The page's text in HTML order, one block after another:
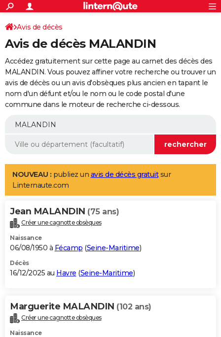
ACTUALITÉS
Politique
Société
Faits Divers
Education
Monde
Villes
+
SPORT
Coupe du monde 2026
Football
Tennis
Cyclisme
Rugby
Forum
Programme TV
TNT
Streaming
Cinéma
Sorties cinéma
Musique
+
FINANCE
Retraite
Epargne
Immobilier
Risques naturels par ville
Banque
Assurance
AUTO
Essais
Réserver un essai
Citadines
Berlines
SUV
Forum auto
+
Mobiles
Meilleur smartphone
Internet
Ordinateurs
Jeux vidéo
Guide high-tech
Aménagement intérieur
LIFESTYLE
Art de vivre
Bien-être
Loisirs
Mode
Modes de vie
Alimentation
Guide de la santé
Maladies
Médicaments
Sommeil
VOYAGE
Destinations
City break
Voyage nature
Voyage de noces
Forum
Climat
+PHOTO
GUIDES D'ACHAT
BONS PLANS
Carte de Noël
Carte Bonne année
Carte Saint-Valentin
Carte Pâques
Carte d'anniversaire
DICTIONNAIRE
Dictionnaire
Biographies
Citations
Expressions
Proverbes
PROGRAMME TV
Avis de décès
Avis de décès MALANDIN
Accédez gratuitement sur cette page au carnet des décès des
MALANDIN. Vous pouvez affiner votre recherche ou trouver un
avis de décès ou un avis d'obsèques plus ancien en tapant le
nom d'un défunt et/ou le nom ou le code postal d'une
commune dans le moteur de recherche ci-dessous.
NOUVEAU : publiez un avis de décès gratuitsur
Linternaute.com
Jean MALANDIN (75 ans)
Créer une cagnotte obsèques
Naissance
06/08/1950 à Fécamp (Seine-Maritime)
Décès
16/12/2025 au Havre (Seine-Maritime)
Marguerite MALANDIN (102 ans)
Créer une cagnotte obsèques
Naissance